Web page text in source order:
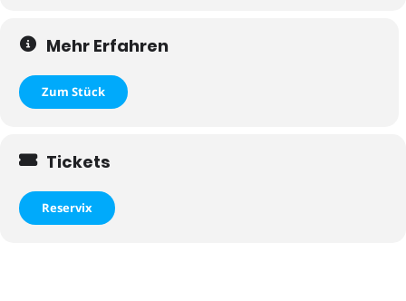
Mehr Erfahren
Zum Stück
Tickets
Reservix